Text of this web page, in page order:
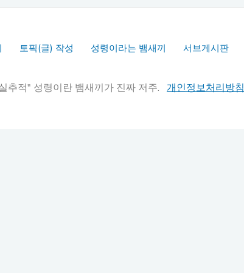
토픽(글) 작성 성령이라는 뱀새끼 서브게시판
추적" 성령이란 뱀새끼가 진짜 저주. 개인정보처리방침